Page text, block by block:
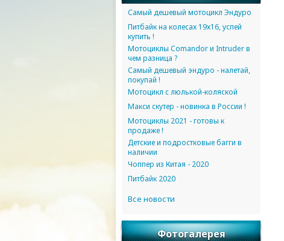
Самый дешевый мотоцикл Эндуро
Питбайк на колесах 19х16, успей
купить !
Мотоциклы Comandor и Intruder в
чем разница ?
Самый дешевый эндуро - налетай,
покупай !
Мотоцикл с люлькой-коляской
Макси скутер - новинка в России !
Мотоциклы 2021 - готовы к
продаже !
Детские и подростковые багги в
наличии
Чоппер из Китая - 2020
Питбайк 2020
Все новости
Фотогалерея